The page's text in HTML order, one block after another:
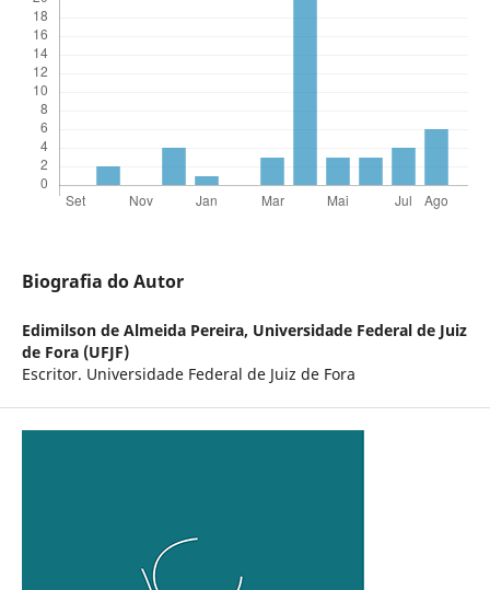
Biografia do Autor
Edimilson de Almeida Pereira, Universidade Federal de Juiz
de Fora (UFJF)
Escritor. Universidade Federal de Juiz de Fora